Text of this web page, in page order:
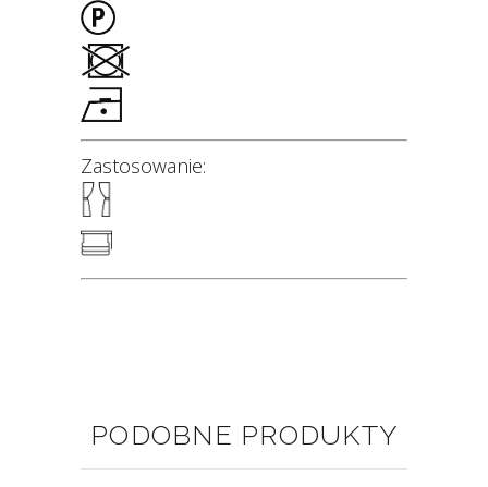
Zastosowanie:
PODOBNE PRODUKTY